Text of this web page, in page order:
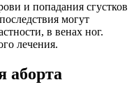
и попадания сгустков
могут
в венах ног.
лечения.
aбopта